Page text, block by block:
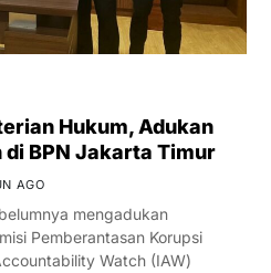
Hukum, Adukan
di BPN Jakarta Timur
AGO
mengadukan
Pemberantasan Korupsi
Watch (IAW)